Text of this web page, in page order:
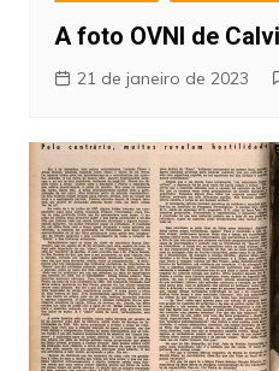
A foto OVNI de
21 de janeiro de 2023